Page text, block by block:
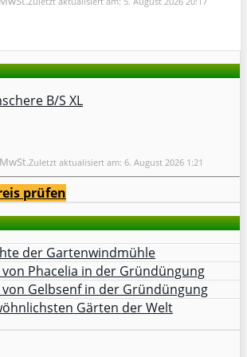
B/S XL
Zuletzt aktualisiert am: 6. August 2026 1:21
prüfen
der Gartenwindmühle
Phacelia in der Gründüngung
Gelbsenf in der Gründüngung
Gärten der Welt